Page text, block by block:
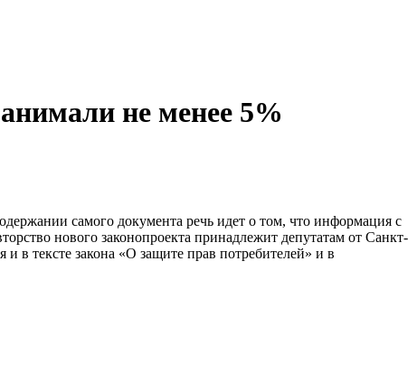
не менее 5%
самого документа речь идет о том, что информация с
нового законопроекта принадлежит депутатам от Санкт-
в тексте закона «О защите прав потребителей» и в